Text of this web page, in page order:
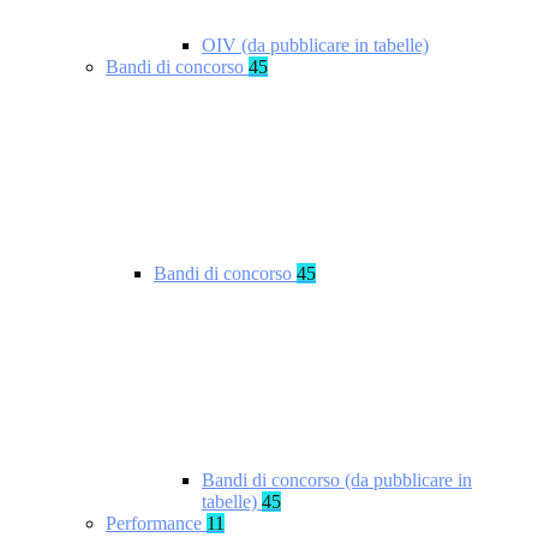
OIV (da pubblicare in tabelle)
Bandi di concorso 45
Bandi di concorso 45
Bandi di concorso (da pubblicare in
tabelle) 45
Performance 11